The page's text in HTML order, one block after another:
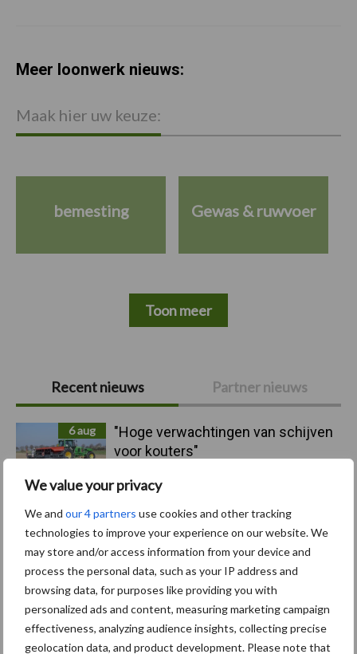
We value your privacy
We and our 4 partners use cookies and other tracking
technologies to improve your experience on our website. We
may store and/or access information from your device and
process the personal data, such as your IP address and
browsing data, for purposes like providing you with
personalized ads and content, measuring marketing campaign
effectiveness, analyzing audience insights, collecting precise
geolocation data, and product development. Please note that
Primaire
Sidebar
Recent nieuws Partner nieuws
6 aug
"Hoge verwachtingen van schijven
voor kouters"
5 aug
Albourgh Tyres breidt uit naar
nieuwe marktsegmenten
Caterpillar breidt gamma
elektrische bulldozers uit
Meer loonwerk nieuws:
Maak hier uw keuze:
bemesting Gewas & ruwvoer
Toon meer